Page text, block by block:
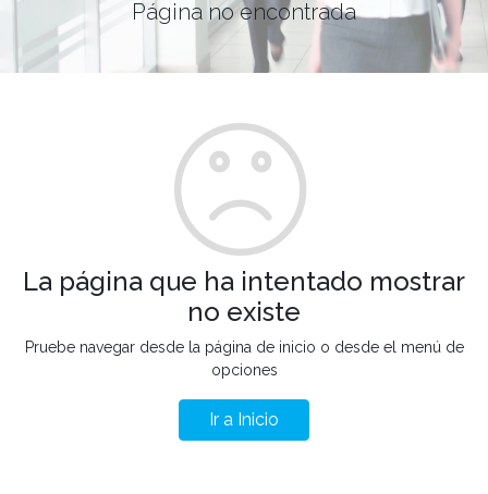
Página no encontrada
La página que ha intentado mostrar
no existe
Pruebe navegar desde la página de inicio o desde el menú de
opciones
Ir a Inicio